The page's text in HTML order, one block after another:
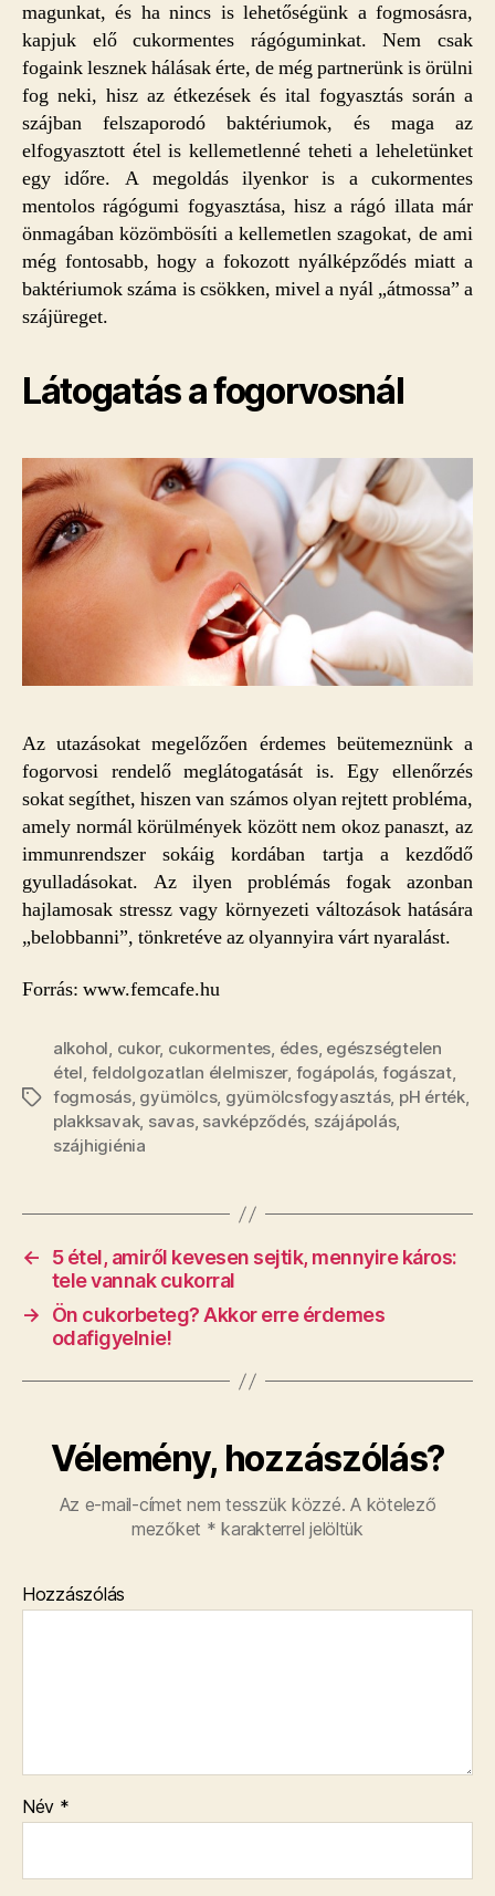
magunkat, és ha nincs is lehetőségünk a fogmosásra,
kapjuk elő cukormentes rágóguminkat. Nem csak
fogaink lesznek hálásak érte, de még partnerünk is örülni
fog neki, hisz az étkezések és ital fogyasztás során a
szájban felszaporodó baktériumok, és maga az
elfogyasztott étel is kellemetlenné teheti a leheletünket
egy időre. A megoldás ilyenkor is a cukormentes
mentolos rágógumi fogyasztása, hisz a rágó illata már
önmagában közömbösíti a kellemetlen szagokat, de ami
még fontosabb, hogy a fokozott nyálképződés miatt a
baktériumok száma is csökken, mivel a nyál „átmossa” a
szájüreget.
Látogatás a fogorvosnál
Az utazásokat megelőzően érdemes beütemeznünk a
fogorvosi rendelő meglátogatását is. Egy ellenőrzés
sokat segíthet, hiszen van számos olyan rejtett probléma,
amely normál körülmények között nem okoz panaszt, az
immunrendszer sokáig kordában tartja a kezdődő
gyulladásokat. Az ilyen problémás fogak azonban
hajlamosak stressz vagy környezeti változások hatására
„belobbanni”, tönkretéve az olyannyira várt nyaralást.
Forrás: www.femcafe.hu
Címkék
alkohol, cukor, cukormentes, édes, egészségtelen
étel, feldolgozatlan élelmiszer, fogápolás, fogászat,
fogmosás, gyümölcs, gyümölcsfogyasztás, pH érték,
plakksavak, savas, savképződés, szájápolás,
szájhigiénia
←
5 étel, amiről kevesen sejtik, mennyire káros:
tele vannak cukorral
→
Ön cukorbeteg? Akkor erre érdemes
odafigyelnie!
Vélemény, hozzászólás?
Az e-mail-címet nem tesszük közzé. A kötelező
mezőket * karakterrel jelöltük
Hozzászólás
Név *